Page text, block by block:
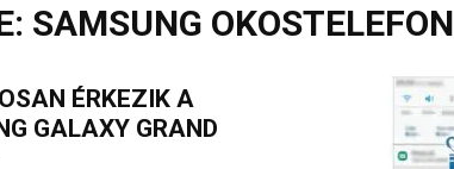
SAMSUNG OKOSTELEFON
ÉRKEZIK A
GALAXY GRAND